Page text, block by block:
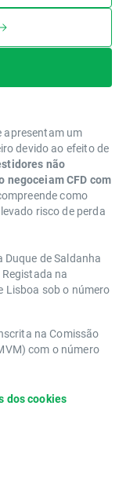
apresentam um
devido ao efeito de
não
CFD com
como
risco de perda
Duque de Saldanha
na
Lisboa sob o número
na Comissão
com o número
dos cookies